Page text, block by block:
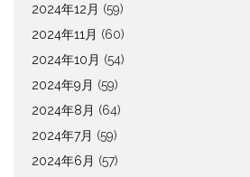
2024年12月 (59)
2024年11月 (60)
2024年10月 (54)
2024年9月 (59)
2024年8月 (64)
2024年7月 (59)
2024年6月 (57)